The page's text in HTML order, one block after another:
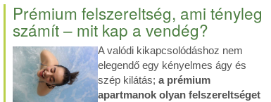
Prémium felszereltség, ami tényleg
számít – mit kap a vendég?
A valódi kikapcsolódáshoz nem
elegendő egy kényelmes ágy és
szép kilátás; a prémium
apartmanok olyan felszereltséget